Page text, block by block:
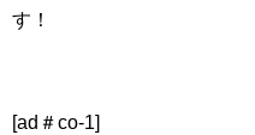
す！
[ad＃co-1]